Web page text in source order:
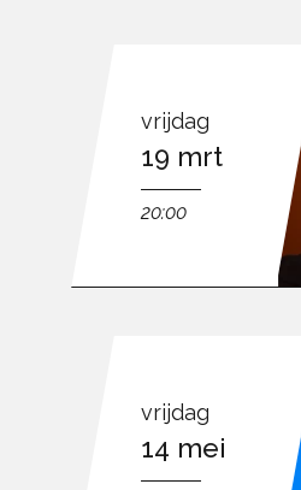
vrijdag
19 mrt
20:00
vrijdag
14 mei